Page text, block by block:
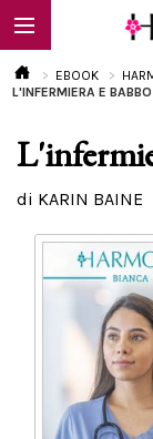
EBOOK
EBOOK
L'INFERMIERA E
di KARIN BAINE